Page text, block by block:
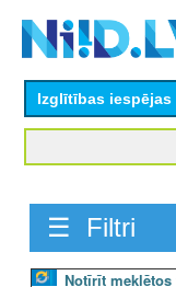
Izglītības iespējas
☰ Filtri
Notīrīt